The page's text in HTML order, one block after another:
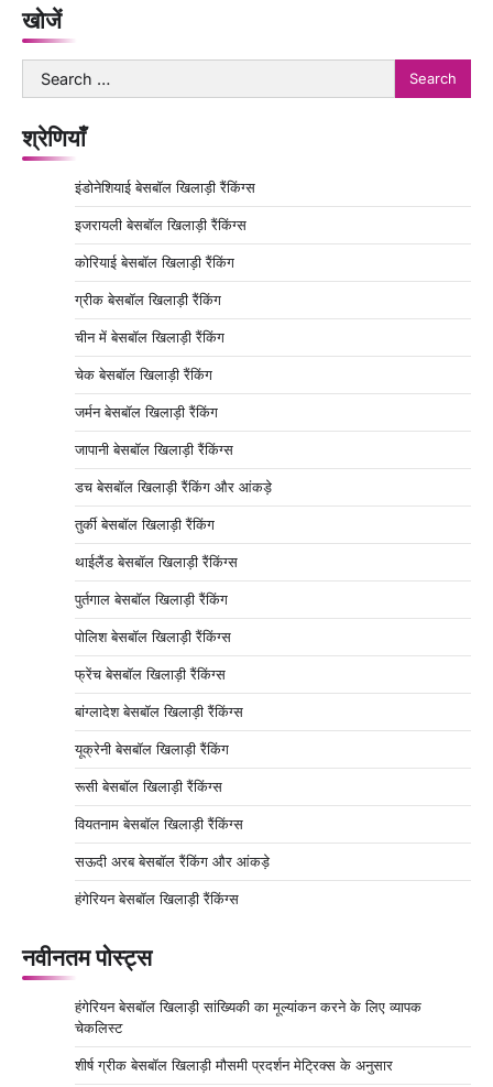
खोजें
Search
for:
श्रेणियाँ
इंडोनेशियाई बेसबॉल खिलाड़ी रैंकिंग्स
इजरायली बेसबॉल खिलाड़ी रैंकिंग्स
कोरियाई बेसबॉल खिलाड़ी रैंकिंग
ग्रीक बेसबॉल खिलाड़ी रैंकिंग
चीन में बेसबॉल खिलाड़ी रैंकिंग
चेक बेसबॉल खिलाड़ी रैंकिंग
जर्मन बेसबॉल खिलाड़ी रैंकिंग
जापानी बेसबॉल खिलाड़ी रैंकिंग्स
डच बेसबॉल खिलाड़ी रैंकिंग और आंकड़े
तुर्की बेसबॉल खिलाड़ी रैंकिंग
थाईलैंड बेसबॉल खिलाड़ी रैंकिंग्स
पुर्तगाल बेसबॉल खिलाड़ी रैंकिंग
पोलिश बेसबॉल खिलाड़ी रैंकिंग्स
फ्रेंच बेसबॉल खिलाड़ी रैंकिंग्स
बांग्लादेश बेसबॉल खिलाड़ी रैंकिंग्स
यूक्रेनी बेसबॉल खिलाड़ी रैंकिंग
रूसी बेसबॉल खिलाड़ी रैंकिंग्स
वियतनाम बेसबॉल खिलाड़ी रैंकिंग्स
सऊदी अरब बेसबॉल रैंकिंग और आंकड़े
हंगेरियन बेसबॉल खिलाड़ी रैंकिंग्स
नवीनतम पोस्ट्स
हंगेरियन बेसबॉल खिलाड़ी सांख्यिकी का मूल्यांकन करने के लिए व्यापक
चेकलिस्ट
शीर्ष ग्रीक बेसबॉल खिलाड़ी मौसमी प्रदर्शन मेट्रिक्स के अनुसार